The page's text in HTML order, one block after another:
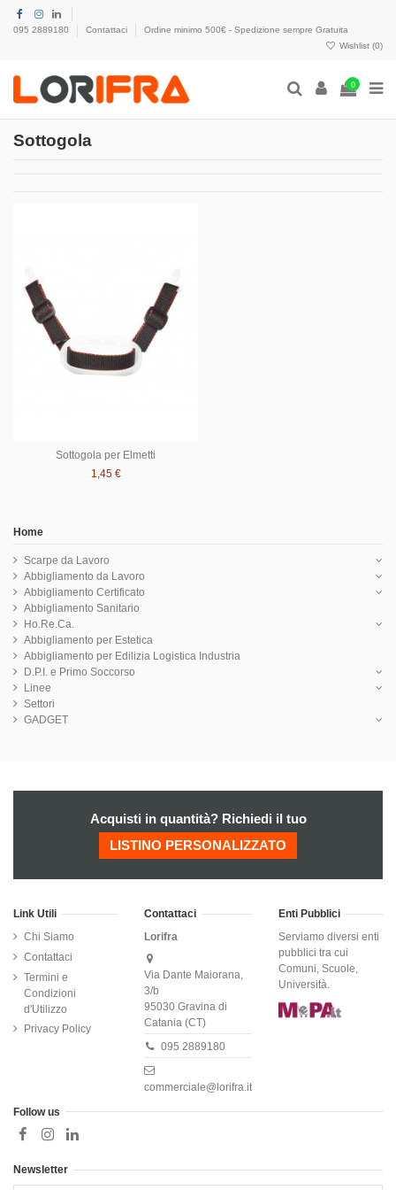
095 2889180 Contattaci
Ordine minimo 500€ - Spedizione sempre Gratuita
Wishlist (0)
0
Sottogola
Sottogola per Elmetti
1,45 €
Home
Scarpe da Lavoro
Abbigliamento da Lavoro
Abbigliamento Certificato
Abbigliamento Sanitario
Ho.Re.Ca.
Abbigliamento per Estetica
Abbigliamento per Edilizia Logistica Industria
D.P.I. e Primo Soccorso
Linee
Settori
GADGET
Acquisti in quantità? Richiedi il tuo
LISTINO PERSONALIZZATO
Link Utili
Chi Siamo
Contattaci
Termini e
Condizioni
d'Utilizzo
Privacy Policy
Contattaci
Lorifra
Via Dante Maiorana,
3/b
95030 Gravina di
Catania (CT)
095 2889180
commerciale@lorifra.it
Enti Pubblici
Serviamo diversi enti
pubblici tra cui
Comuni, Scuole,
Università.
Follow us
Newsletter